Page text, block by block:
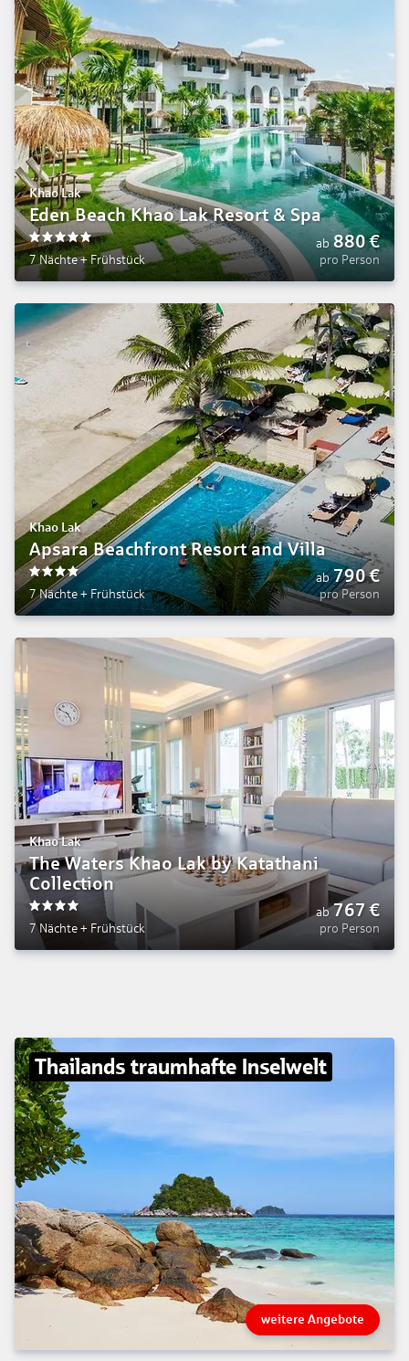
Khao Lak
Eden Beach Khao Lak Resort & Spa
5
7 Nächte+ Frühstück
ab 880€
pro Person
Khao Lak
Apsara Beachfront Resort and Villa
4
7 Nächte + Frühstück
ab 790€
pro Person
Khao Lak
The Waters Khao Lak by Katathani
Collection
4
7 Nächte + Frühstück
ab 767€
pro Person
Thailands traumhafte Inselwelt
weitere Angebote